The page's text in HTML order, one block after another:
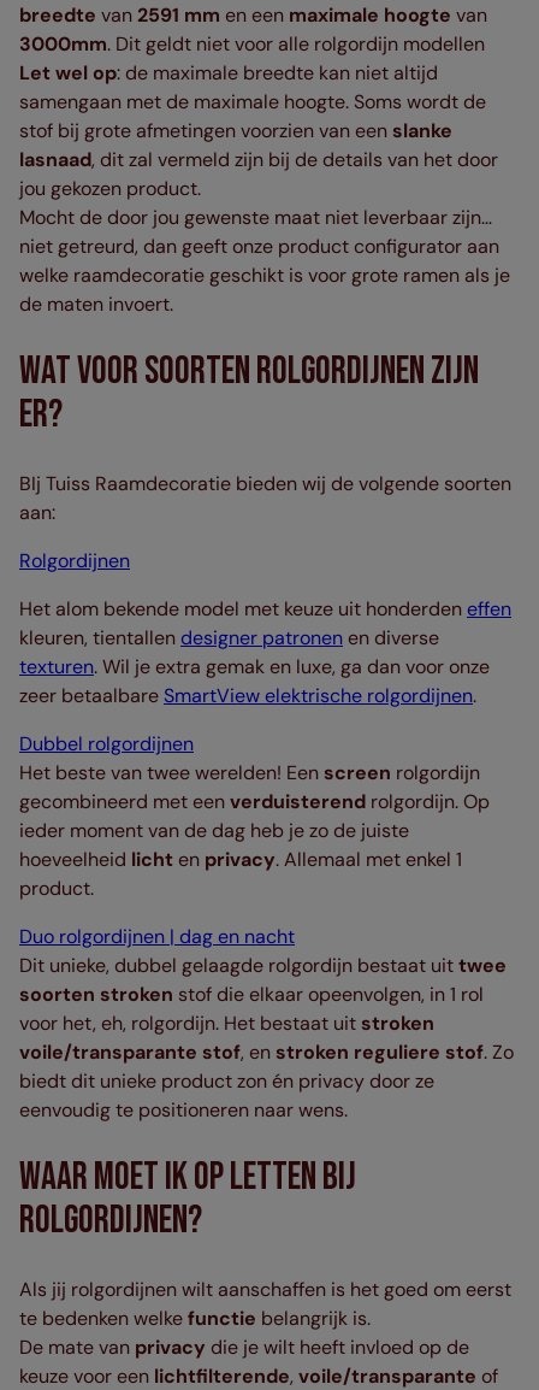
breedte van2591 mm en een maximale hoogte van
3000mm. Dit geldt niet voor alle rolgordijn modellen
Let wel op: de maximale breedte kan niet altijd
samengaan met de maximale hoogte. Soms wordt de
stof bij grote afmetingen voorzien van een slanke
lasnaad, dit zal vermeld zijn bij de details van het door
jou gekozen product.
Mocht de door jou gewenste maat niet leverbaar zijn…
niet getreurd, dan geeft onze product configurator aan
welke raamdecoratie geschikt is voor grote ramen als je
de maten invoert.
Wat Voor Soorten Rolgordijnen Zijn
Er?
BIj Tuiss Raamdecoratie bieden wij de volgende soorten
aan:
Rolgordijnen
Het alom bekende model met keuze uit honderden effen
kleuren, tientallen designer patronen en diverse
texturen. Wil je extra gemak en luxe, ga dan voor onze
zeer betaalbare SmartView elektrische rolgordijnen.
Dubbel rolgordijnen
Het beste van twee werelden! Een screen rolgordijn
gecombineerd met eenverduisterend rolgordijn. Op
ieder moment van de dag heb je zo de juiste
hoeveelheid licht en privacy. Allemaal met enkel 1
product.
Duo rolgordijnen | dag en nacht
Dit unieke, dubbel gelaagde rolgordijn bestaat uittwee
soorten stroken stof die elkaar opeenvolgen, in 1 rol
voor het, eh, rolgordijn. Het bestaat uit stroken
voile/transparante stof, en stroken reguliere stof. Zo
biedt dit unieke product zon én privacy door ze
eenvoudig te positioneren naar wens.
Waar Moet Ik Op Letten Bij
Rolgordijnen?
Als jij rolgordijnen wilt aanschaffen is het goed om eerst
te bedenken welkefunctie belangrijk is.
De mate van privacy die je wilt heeft invloed op de
keuze voor een lichtfilterende, voile/transparante of